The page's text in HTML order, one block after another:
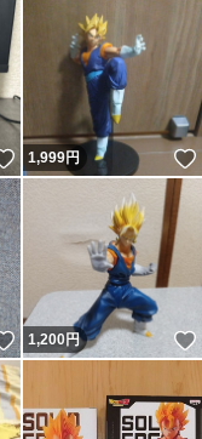
いいね！
1,999円
いいね！
1,200円